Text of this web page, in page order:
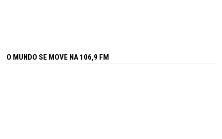
O MUNDO SE MOVE NA 106,9 FM